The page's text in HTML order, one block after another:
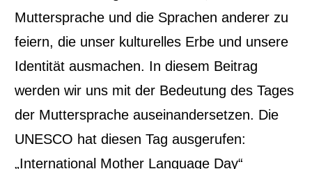
Muttersprache und die Sprachen anderer zu
feiern, die unser kulturelles Erbe und unsere
Identität ausmachen. In diesem Beitrag
werden wir uns mit der Bedeutung des Tages
der Muttersprache auseinandersetzen. Die
UNESCO hat diesen Tag ausgerufen:
„International Mother Language Day“